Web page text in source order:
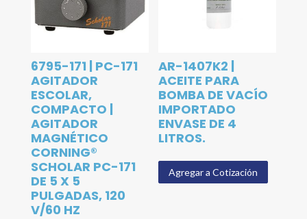
6795-171 | PC-171
AGITADOR
ESCOLAR,
COMPACTO |
AGITADOR
MAGNÉTICO
CORNING®
SCHOLAR PC-171
DE 5 X 5
PULGADAS, 120
V/60 HZ
AR-1407K2 |
ACEITE PARA
BOMBA DE VACÍO
IMPORTADO
ENVASE DE 4
LITROS.
Agregar a Cotización